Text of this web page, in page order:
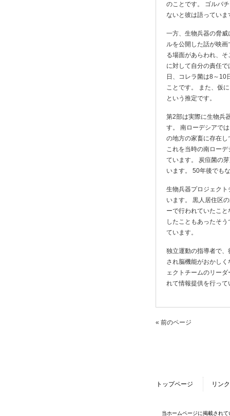
のことです。 ゴルバ
ないと彼は語っていま
一方、生物兵器の脅
ルを公開した話が映
る場面があらわれ、
に対して自分の責任
日、コレラ菌は8～10
ことです。 また、仮
という推定です。
第2部は実際に生物兵
す。 南ローデシアで
の地方の家畜に存在
これを当時の南ロー
ています。 炭疸菌の
います。 50年後でも
生物兵器プロジェク
います。 黒人居住区
ーで行われていたこ
したこともあったそ
ています。
独立運動の指導者で
され脳機能がおかし
ェクトチームのリー
れて情報提供を行っ
« 前のページ
トップページ リンク
当ホームページに掲載され